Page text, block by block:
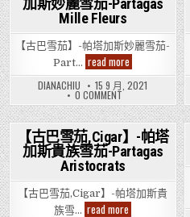
雪
茄?
斯
意
甲
P
號
2
號
茄】-
帕
塔
加
斯
意
甲
P
號
2
Posted
加斯妙麗雪茄-Partagas
Mille Fleurs
【古巴雪茄】-帕塔加斯妙麗雪茄-
Part… read more
巴
雪
茄,Cigar】-
帕
塔
加
斯
妙
麗
Partagas
Mille
DIANACHIU 15 9 月, 2021
0 COMMENTON
【古
巴
雪
茄,CIGAR】-
帕
塔
加
斯
妙
麗
雪
茄-
Posted
【古巴雪茄,Cigar】-帕塔
加斯貴族雪茄-Partagas
Aristocrats
【古巴雪茄,Cigar】-帕塔加斯貴
族雪… read more